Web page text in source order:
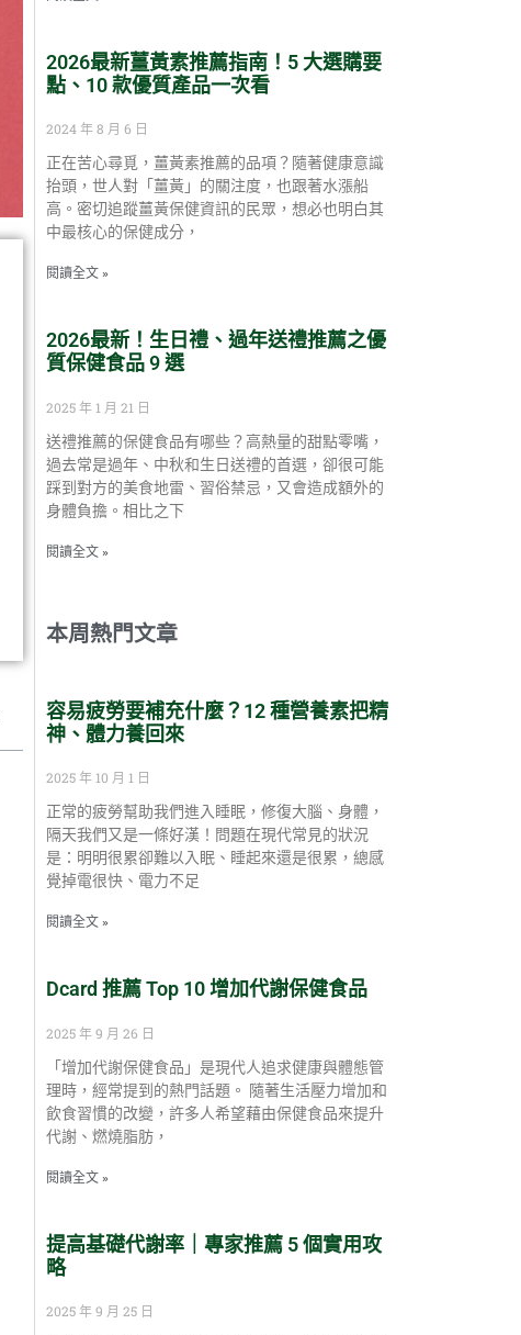
2026最新薑黃素推薦指南！5 大選購要
點、10 款優質產品一次看
2024 年 8 月 6 日
正在苦心尋覓，薑黃素推薦的品項？隨著健康意識
抬頭，世人對「薑黃」的關注度，也跟著水漲船
高。密切追蹤薑黃保健資訊的民眾，想必也明白其
中最核心的保健成分，
閱讀全文 »
2026最新！生日禮、過年送禮推薦之優
質保健食品 9 選
2025 年 1 月 21 日
送禮推薦的保健食品有哪些？高熱量的甜點零嘴，
過去常是過年、中秋和生日送禮的首選，卻很可能
踩到對方的美食地雷、習俗禁忌，又會造成額外的
身體負擔。相比之下
閱讀全文 »
本周熱門文章
容易疲勞要補充什麼？12 種營養素把精
神、體力養回來
2025 年 10 月 1 日
正常的疲勞幫助我們進入睡眠，修復大腦、身體，
隔天我們又是一條好漢！問題在現代常見的狀況
是：明明很累卻難以入眠、睡起來還是很累，總感
覺掉電很快、電力不足
閱讀全文 »
Dcard 推薦 Top 10 增加代謝保健食品
2025 年 9 月 26 日
「增加代謝保健食品」是現代人追求健康與體態管
理時，經常提到的熱門話題。 隨著生活壓力增加和
飲食習慣的改變，許多人希望藉由保健食品來提升
代謝、燃燒脂肪，
閱讀全文 »
提高基礎代謝率｜專家推薦 5 個實用攻
略
2025 年 9 月 25 日